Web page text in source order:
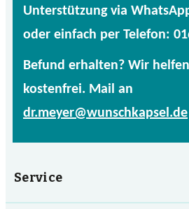
Unterstützung via
oder einfach per Telefon:
Befund erhalten? Wir
kostenfrei. Mail an
dr.meyer@wunschkapsel.de
Service